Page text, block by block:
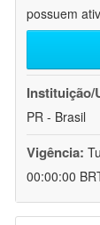
possuem
Instituição/
PR - Brasil
Vigência:
00:00:00